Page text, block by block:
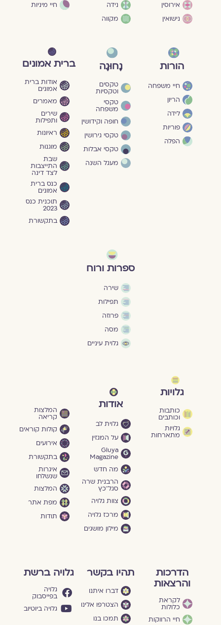
אירוסין
נישואין
נידה
מקווה
חיי מיניות
הורות
חיי משפחה
הריון
לידה
פוריות
הפלה
נָחוּגָה
טקסים
וטקסיות
טקסי
משפחה
חופה וקידושין
טקסי גירושין
טקסי אבלות
מעגל השנה
ברית אמונים
אודות ברית
אמונים
מאמרים
שירים
ותפילות
ראיונות
מוגנוּת
שבת
התייצבות
לצד דינה
כנס ברית
אמונים
תוכנית כנס
2023
בתקשורת
ספרות ורוח
שירה
תפילות
פרוזה
מסה
גלוית עיניים
גלויות
כותבות
וכותבים
גלויות
מתארחות
אודות
גלוית לב
על המגזין
Gluya
Magazine
מה חדש
הרבנית שרה
סגל־כץ
צוות גלויה
מרכז גלויה
מילון מושגים
המלצות
קריאה
קולות קוראים
אירועים
בתקשורת
איגרות
שנשלחו
המלצות
מפת אתר
תודות
הדרכות
והרצאות
לקראת
כלולות
חיי הרווקות
תהיו בקשר
דברו איתנו
הצטרפו אלינו
תמכו בנו
גלויה ברשת
גלויה
בפייסבוק
גלויה ביוטיוב